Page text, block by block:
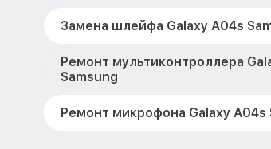
Замена шлейфа Galaxy A04s
Ремонт мультиконтроллера
Samsung
Ремонт микрофона Galaxy A04s